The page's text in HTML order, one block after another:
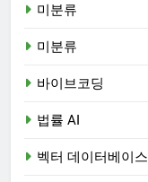
미분류
미분류
바이브코딩
법률 AI
벡터 데이터베이스